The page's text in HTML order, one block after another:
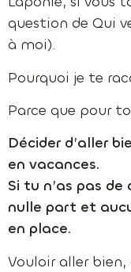
question de Qui
à moi).
Pourquoi je te
Parce que pour
Décider d’aller
en vacances.
Si tu n’as pas
nulle part et
en place.
Vouloir aller bien,